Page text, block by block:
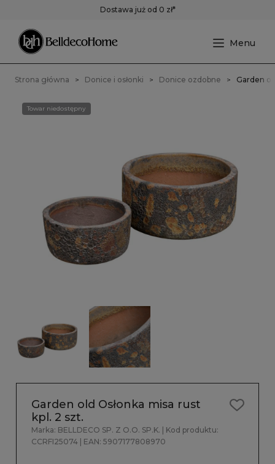
Dostawa już od 0 zł*
Strona główna Donice i osłonki Donice ozdobne Garden
Towar niedostępny
Garden old Osłonka misa rust
kpl. 2 szt.
Marka: BELLDECO SP. Z O.O. SP.K.
| Kod produktu:
CCRFI25074
| EAN: 5907177808970